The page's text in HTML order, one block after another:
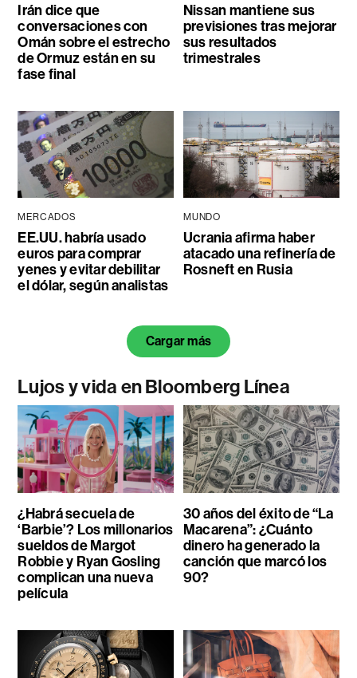
Irán dice que
conversaciones con
Omán sobre el estrecho
de Ormuz están en su
fase final
Nissan mantiene sus
previsiones tras mejorar
sus resultados
trimestrales
MERCADOS
EE.UU. habría usado
euros para comprar
yenes y evitar debilitar
el dólar, según analistas
MUNDO
Ucrania afirma haber
atacado una refinería de
Rosneft en Rusia
Cargar más
Lujos y vida en Bloomberg Línea
¿Habrá secuela de
‘Barbie’? Los millonarios
sueldos de Margot
Robbie y Ryan Gosling
complican una nueva
película
30 años del éxito de “La
Macarena”: ¿Cuánto
dinero ha generado la
canción que marcó los
90?